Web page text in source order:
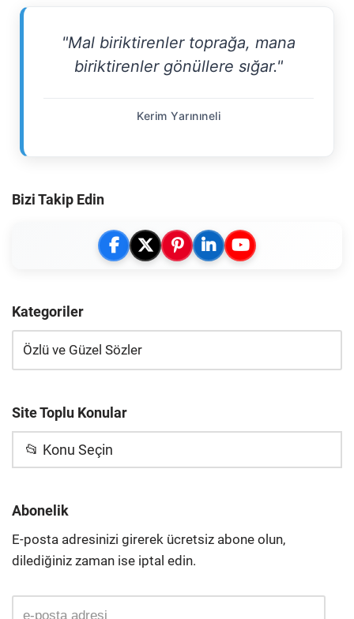
"Mal biriktirenler toprağa, mana
biriktirenler gönüllere sığar."
Kerim Yarınıneli
Bizi Takip Edin
Kategoriler
Site Toplu Konular
📂 Konu Seçin
Abonelik
E-posta adresinizi girerek ücretsiz abone olun,
dilediğiniz zaman ise iptal edin.